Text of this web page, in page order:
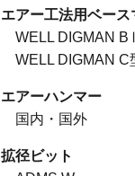
エアー工法用ベース
WELL DIGMAN
WELL DIGMAN C
エアーハンマー
国内・国外
拡径ビット